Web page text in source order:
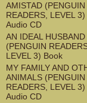
AMISTAD (PENGUIN
READERS, LEVEL
Audio CD
AN IDEAL HUSBAND
(PENGUIN
LEVEL 3) Book
MY FAMILY AND
ANIMALS (PENGUIN
READERS, LEVEL
Audio CD